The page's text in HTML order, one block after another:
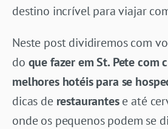
destino incrível para viajar
Neste post dividiremos com
do que fazer em St. Pete com
melhores hotéis para se
dicas de restaurantese até
onde os pequenos podem se